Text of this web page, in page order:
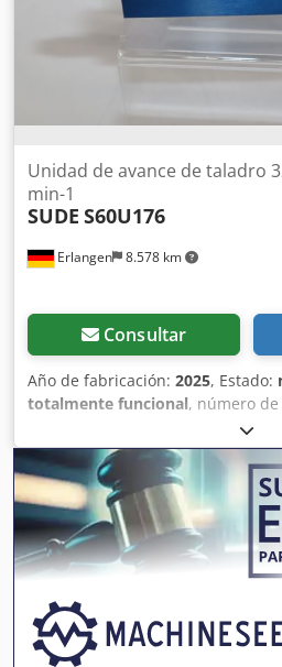
Erlangen 8.578 km
Unidad de avance de taladro
min-1
SUDE S60U176
Consultar
Año de fabricación: 2025, Estado:
totalmente funcional, número
, Nueva unidad de
neumática con 2 transmisores de
Régimen de ralentí: 32000 min -
hidráulico: 15 mm Potencia del
total: 270 mm Presión de
comprimido aceitado Adecuado
de Ø 3 a 8 mm El volumen de
cable de 5 metros). Chodpjv Tnh
versiones (velocidades, carrera,